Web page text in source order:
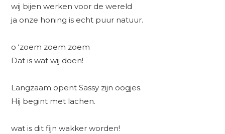
wij bijen werken voor de wereld
ja onze honing is echt puur natuur.
o ‘zoem zoem zoem
Dat is wat wij doen!
Langzaam opent Sassy zijn oogjes.
Hij begint met lachen.
wat is dit fijn wakker worden!